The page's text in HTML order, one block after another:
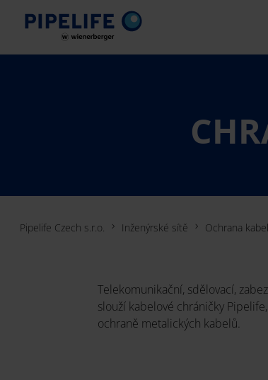
Pipelife Czech s.r.o. Inženýrské sítě Ochrana
Telekomunikační, sdělovací,
slouží kabelové chráničky
ochraně metalických kabelů.